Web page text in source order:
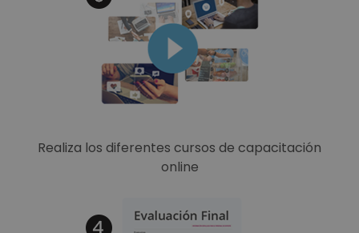
Realiza los diferentes cursos de capacitación
online